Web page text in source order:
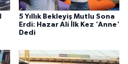
5 Yıllık Bekleyiş Mutlu Sona
Erdi: Hazar Ali İlk Kez 'Anne'
Dedi